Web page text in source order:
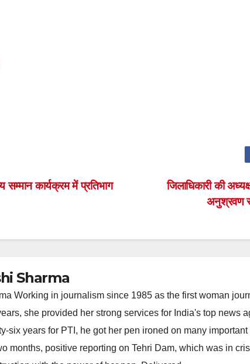
जिलाधिकारी की
अनुश्रवण
कार्यक्रम में प्रतिभाग
Sharma
Working in journalism since 1985 as the first woman
she provided her strong services for India's top news
six years for PTI, he got her pen ironed on many
months, positive reporting on Tehri Dam, which was in